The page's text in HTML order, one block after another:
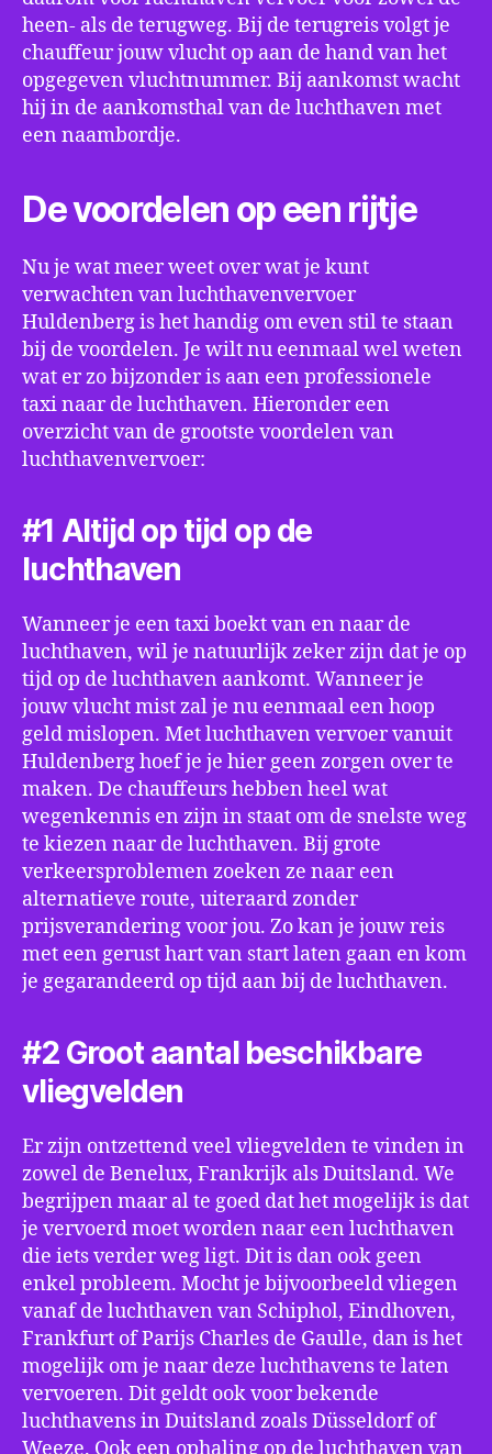
heen- als de terugweg. Bij de terugreis volgt je
chauffeur jouw vlucht op aan de hand van het
opgegeven vluchtnummer. Bij aankomst wacht
hij in de aankomsthal van de luchthaven met
een naambordje.
De voordelen op een rijtje
Nu je wat meer weet over wat je kunt
verwachten van luchthavenvervoer
Huldenberg is het handig om even stil te staan
bij de voordelen. Je wilt nu eenmaal wel weten
wat er zo bijzonder is aan een professionele
taxi naar de luchthaven. Hieronder een
overzicht van de grootste voordelen van
luchthavenvervoer:
#1 Altijd op tijd op de
luchthaven
Wanneer je een taxi boekt van en naar de
luchthaven, wil je natuurlijk zeker zijn dat je op
tijd op de luchthaven aankomt. Wanneer je
jouw vlucht mist zal je nu eenmaal een hoop
geld mislopen. Met luchthaven vervoer vanuit
Huldenberg hoef je je hier geen zorgen over te
maken. De chauffeurs hebben heel wat
wegenkennis en zijn in staat om de snelste weg
te kiezen naar de luchthaven. Bij grote
verkeersproblemen zoeken ze naar een
alternatieve route, uiteraard zonder
prijsverandering voor jou. Zo kan je jouw reis
met een gerust hart van start laten gaan en kom
je gegarandeerd op tijd aan bij de luchthaven.
#2 Groot aantal beschikbare
vliegvelden
Er zijn ontzettend veel vliegvelden te vinden in
zowel de Benelux, Frankrijk als Duitsland. We
begrijpen maar al te goed dat het mogelijk is dat
je vervoerd moet worden naar een luchthaven
die iets verder weg ligt. Dit is dan ook geen
enkel probleem. Mocht je bijvoorbeeld vliegen
vanaf de luchthaven van Schiphol, Eindhoven,
Frankfurt of Parijs Charles de Gaulle, dan is het
mogelijk om je naar deze luchthavens te laten
vervoeren. Dit geldt ook voor bekende
luchthavens in Duitsland zoals Düsseldorf of